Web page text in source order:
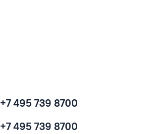
+7 495 739 8700
+7 495 739 8700